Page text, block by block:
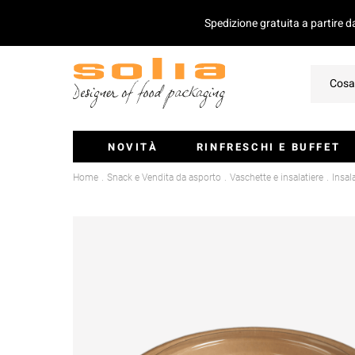
Spedizione gratuita a partire
NOVITÀ RINFRESCHI E BUFFET
Ciotoline E Monoporzioni
Stecchini E Mini-Posate
Home Snack e Vendita da asporto Vaschette e insalatiere